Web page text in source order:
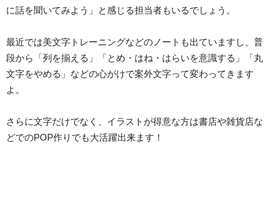
に話を聞いてみよう」と感じる担当者もいるでしょう。
最近では美文字トレーニングなどのノートも出ていますし、普
段から「列を揃える」「とめ・はね・はらいを意識する」「丸
文字をやめる」などの心がけで案外文字って変わってきます
よ。
さらに文字だけでなく、イラストが得意な方は書店や雑貨店な
どでのPOP作りでも大活躍出来ます！